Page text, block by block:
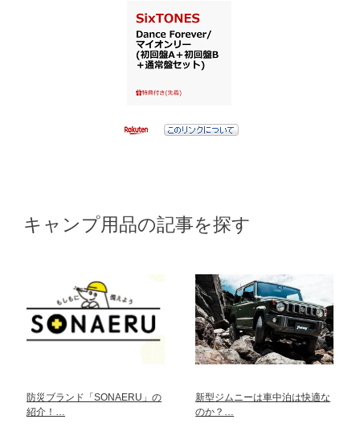
キャンプ用品の記事を探す
防災ブランド「SONAERU」の
紹介！…
新型ジムニーは車中泊は快適な
のか？…